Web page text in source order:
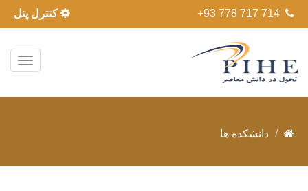
کنترل پنل +93 778 717 714
دانشکده ها